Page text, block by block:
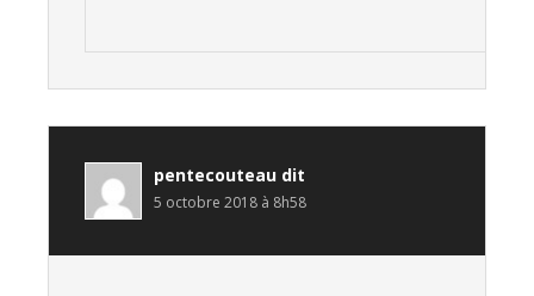
pentecouteau dit
5 octobre 2018 à 8h58